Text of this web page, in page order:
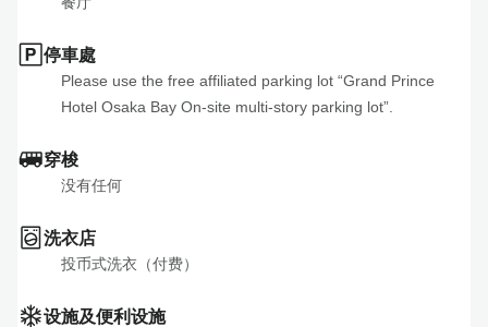
停車處
Please use the free affiliated parking lot “Grand Prince
Hotel Osaka Bay On-site multi-story parking lot”.
穿梭
没有任何
洗衣店
投币式洗衣（付费）
设施及便利设施